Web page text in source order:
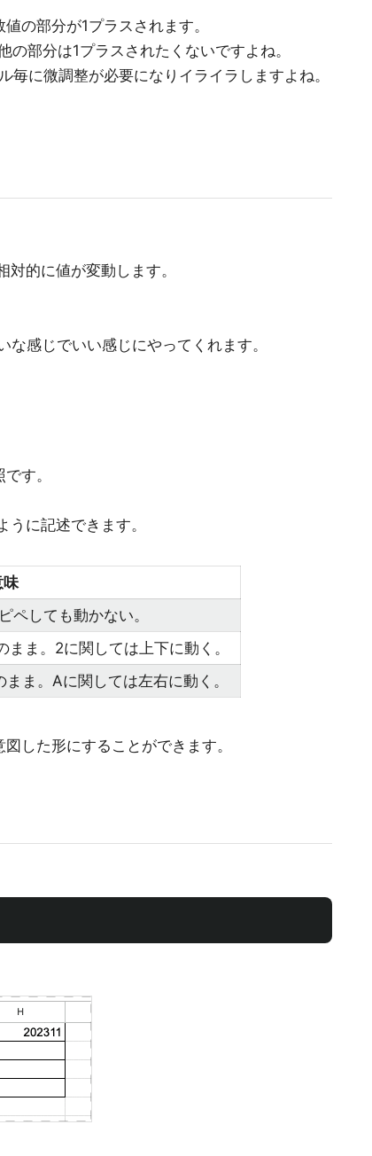
の部分が1プラスされます。
部分は1プラスされたくないですよね。
毎に微調整が必要になりイライラしますよね。
的に値が変動します。
感じでいい感じにやってくれます。
す。
に記述できます。
味
ペしても動かない。
ま。2に関しては上下に動く。
ま。Aに関しては左右に動く。
した形にすることができます。